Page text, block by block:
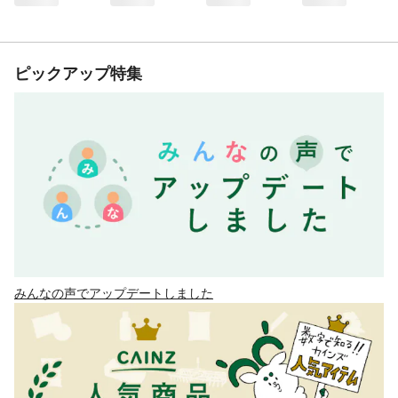
ピックアップ特集
みんなの声でアップデートしました